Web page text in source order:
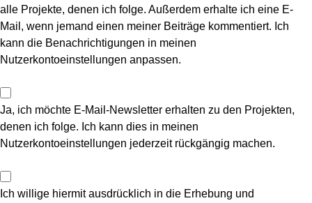
alle Projekte, denen ich folge. Außerdem erhalte ich eine E-
Mail, wenn jemand einen meiner Beiträge kommentiert. Ich
kann die Benachrichtigungen in meinen
Nutzerkontoeinstellungen anpassen.
Ja, ich möchte E-Mail-Newsletter erhalten zu den Projekten,
denen ich folge. Ich kann dies in meinen
Nutzerkontoeinstellungen jederzeit rückgängig machen.
Ich willige hiermit ausdrücklich in die Erhebung und